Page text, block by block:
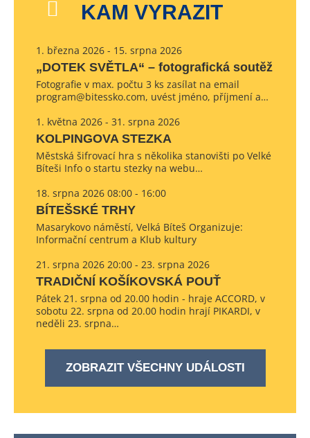
KAM VYRAZIT
1. března 2026 - 15. srpna 2026
„DOTEK SVĚTLA“ – fotografická soutěž
Fotografie v max. počtu 3 ks zasílat na email
program@bitessko.com, uvést jméno, příjmení a…
1. května 2026 - 31. srpna 2026
KOLPINGOVA STEZKA
Městská šifrovací hra s několika stanovišti po Velké
Bíteši Info o startu stezky na webu…
18. srpna 2026 08:00 - 16:00
BÍTEŠSKÉ TRHY
Masarykovo náměstí, Velká Bíteš Organizuje:
Informační centrum a Klub kultury
21. srpna 2026 20:00 - 23. srpna 2026
TRADIČNÍ KOŠÍKOVSKÁ POUŤ
Pátek 21. srpna od 20.00 hodin - hraje ACCORD, v
sobotu 22. srpna od 20.00 hodin hrají PIKARDI, v
neděli 23. srpna…
ZOBRAZIT VŠECHNY UDÁLOSTI